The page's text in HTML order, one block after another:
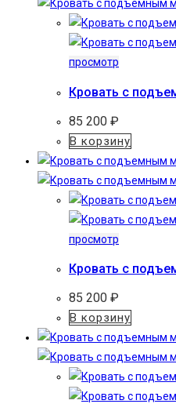
просмотр
Кровать с
85 200 ₽
В корзину
просмотр
Кровать с
85 200 ₽
В корзину